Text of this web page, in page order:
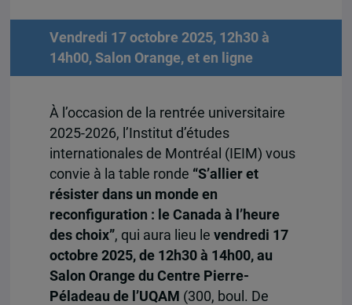
Vendredi 17 octobre 2025, 12h30 à
14h00, Salon Orange, et en ligne
À l’occasion de la rentrée universitaire
2025-2026, l’Institut d’études
internationales de Montréal (IEIM) vous
convie à la table ronde “S’allier et
résister dans un monde en
reconfiguration : le Canada à l’heure
des choix”, qui aura lieu le vendredi 17
octobre 2025, de 12h30 à 14h00, au
Salon Orange du Centre Pierre-
Péladeau de l’UQAM (300, boul. De